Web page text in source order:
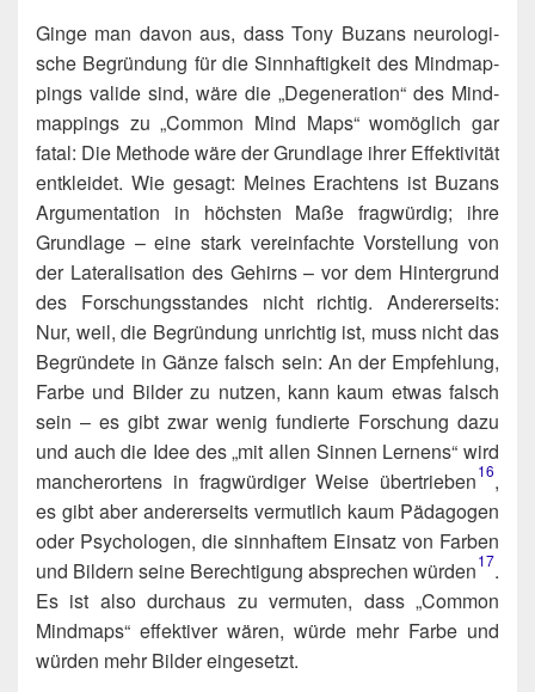
Gin­ge man davon aus, dass Tony Buzans neu­ro­lo­gi­
sche Begrün­dung für die Sinn­haf­tig­keit des Mind­map­
pings vali­de sind, wäre die „Dege­ne­ra­ti­on“ des Mind­
map­pings zu „Com­mon Mind Maps“ womög­lich gar
fatal: Die Metho­de wäre der Grund­la­ge ihrer Effek­ti­vi­tät
ent­klei­det. Wie gesagt: Mei­nes Erach­tens ist Buzans
Argu­men­ta­ti­on in höchs­ten Maße frag­wür­dig; ihre
Grund­la­ge – eine stark ver­ein­fach­te Vor­stel­lung von
der Late­ra­li­sa­ti­on des Gehirns – vor dem Hin­ter­grund
des For­schungs­stan­des nicht rich­tig. Ande­rer­seits:
Nur, weil, die Begrün­dung unrich­tig ist, muss nicht das
Begrün­de­te in Gän­ze falsch sein: An der Emp­feh­lung,
Far­be und Bil­der zu nut­zen, kann kaum etwas falsch
sein – es gibt zwar wenig fun­dier­te For­schung dazu
und auch die Idee des „mit allen Sin­nen Ler­nens“ wird
man­cher­or­tens in frag­wür­di­ger Wei­se übertrieben​16,
es gibt aber ande­rer­seits ver­mut­lich kaum Päd­ago­gen
oder Psy­cho­lo­gen, die sinn­haf­tem Ein­satz von Far­ben
und Bil­dern sei­ne Berech­ti­gung abspre­chen würden​17.
Es ist also durch­aus zu ver­mu­ten, dass „Com­mon
Mind­maps“ effek­ti­ver wären, wür­de mehr Far­be und
wür­den mehr Bil­der eingesetzt.